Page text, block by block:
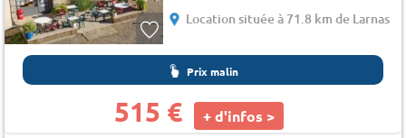
Location située à 71.8 km de Larnas
Prix malin
515 € + d'infos >